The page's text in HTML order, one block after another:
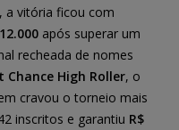
, a vitória ficou com
após superar um
recheada de nomes
Chance High Roller, o
cravou o torneio mais
inscritos e garantiu R$